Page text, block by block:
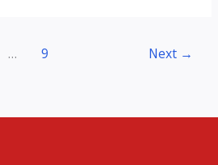
… 9 Next →